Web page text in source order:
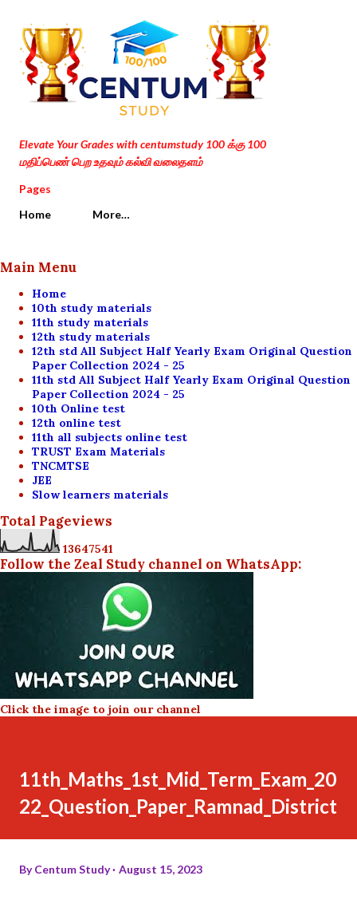
Skip to main content
Elevate Your Grades with centumstudy 100 க்கு 100
மதிப்பெண் பெற உதவும் கல்வி வலைதளம்
Pages
Home
More…
Main Menu
Home
10th study materials
11th study materials
12th study materials
12th std All Subject Half Yearly Exam Original Question
Paper Collection 2024 - 25
11th std All Subject Half Yearly Exam Original Question
Paper Collection 2024 - 25
10th Online test
12th online test
11th all subjects online test
TRUST Exam Materials
TNCMTSE
JEE
Slow learners materials
Total Pageviews
13647541
Follow the Zeal Study channel on WhatsApp:
Click the image to join our channel
11th_Maths_1st_Mid_Term_Exam_20
22_Question_Paper_Ramnad_District
ByCentum Study August 15, 2023